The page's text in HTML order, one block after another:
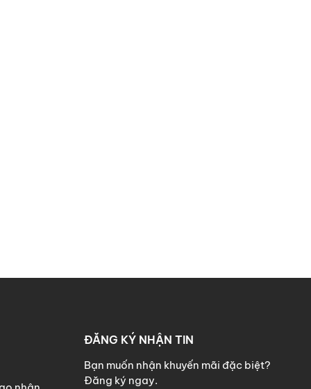
0.3 giây
Vượt Trội
rẻ. Bề mặt cảm ứngphản
tay, giữ độ mới bền lâu
ĐĂNG KÝ NHẬN TIN
Bạn muốn nhận khuyến mãi đặc biệt?
Đăng ký ngay.